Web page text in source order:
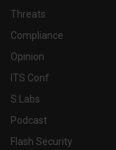
Threats
Compliance
Opinion
ITS Conf
S.Labs
Podcast
Flash Security